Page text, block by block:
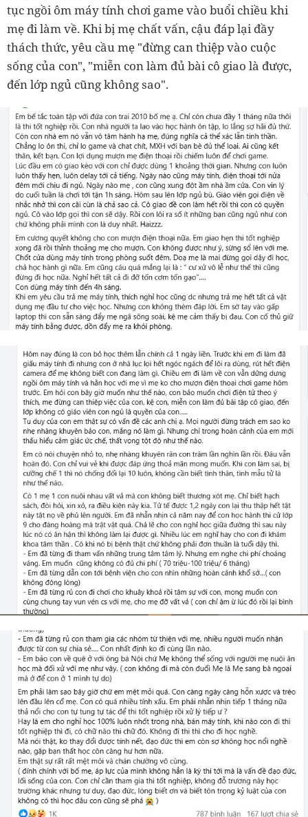
tục ngồi ôm máy tính chơi game vào buổi chiều khi
mẹ đi làm về. Khi bị mẹ chất vấn, cậu đáp lại đầy
thách thức, yêu cầu mẹ "đừng can thiệp vào cuộc
sống của con", "miễn con làm đủ bài cô giao là được,
đến lớp ngủ cũng không sao".